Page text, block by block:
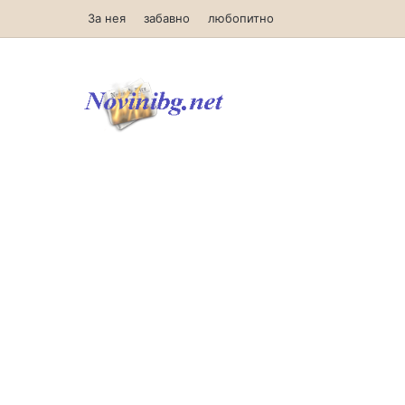
За нея забавно любопитно